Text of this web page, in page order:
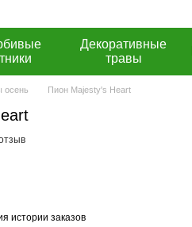
Декоративные
травы
осень Пион Majesty's Heart
истории заказов